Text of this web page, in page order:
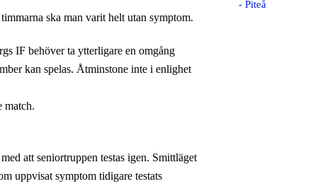
ska man varit helt utan symptom.
IF behöver ta ytterligare en omgång
kan spelas. Åtminstone inte i enlighet
match.
att seniortruppen testas igen. Smittläget
uppvisat symptom tidigare testats